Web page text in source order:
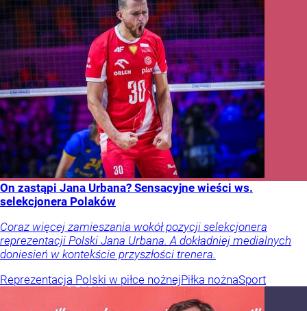
On zastąpi Jana Urbana? Sensacyjne wieści ws.
selekcjonera Polaków
Coraz więcej zamieszania wokół pozycji selekcjonera
reprezentacji Polski Jana Urbana. A dokładniej medialnych
doniesień w kontekście przyszłości trenera.
Reprezentacja Polski w piłce nożnejPiłka nożnaSport